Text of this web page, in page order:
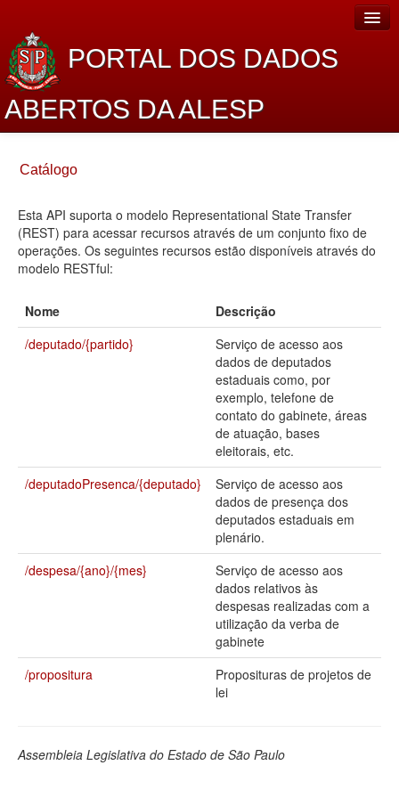
PORTAL DOS DADOS
ABERTOS DA ALESP
Sobre o projeto
Dados Abertos Alesp
Lei de Acesso à Informação
Planejamento
Catálogo de dados
Legislação
Perguntas frequentes
Catálogo
Esta API suporta o modelo Representational State Transfer
(REST) para acessar recursos através de um conjunto fixo de
operações. Os seguintes recursos estão disponíveis através do
modelo RESTful:
Nome
Descrição
/deputado/{partido}
Serviço de acesso aos
dados de deputados
estaduais como, por
exemplo, telefone de
contato do gabinete, áreas
de atuação, bases
eleitorais, etc.
/deputadoPresenca/{deputado}
Serviço de acesso aos
dados de presença dos
deputados estaduais em
plenário.
/despesa/{ano}/{mes}
Serviço de acesso aos
dados relativos às
despesas realizadas com a
utilização da verba de
gabinete
/propositura
Proposituras de projetos de
lei
Assembleia Legislativa do Estado de São Paulo